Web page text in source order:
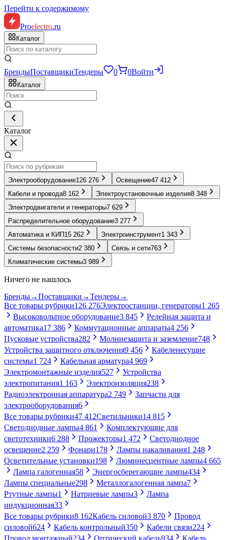
Перейти к содержимому
Proelectro.ru
Каталог
БрендыПоставщикиТендеры 0 0Войти
Каталог
Каталог
Электрооборудование126 276 Освещение47 412
Кабели и провода8 162 Электроустановочные изделия8 348
Электродвигатели и генераторы7 629
Распределительное оборудование3 277
Автоматика и КИП 15 262 Электроинструмент1 343
Системы безопасности2 380 Связь и сети763
Климатические системы3 989
Ничего не нашлось
Бренды→Поставщики →Тендеры→
Все товары рубрики126 276Электростанции, генераторы1 265
Высоковольтное оборудование3 845
Релейная защита и
автоматика17 386 Коммутационные аппараты4 256
Пусковые устройства282 Молниезащита и заземление748
Устройства защитного отключения9 456
Кабеленесущие
системы1 724 Кабельная арматура4 969
Электромонтажные изделия527
Устройства
электропитания1 163 Электроизоляция238
Радиоэлектронная аппаратура2 749
Запчасти для
электрооборудования6
Все товары рубрики47 412Светильники14 815
Светодиодные лампы4 861
Комплектующие для
светотехники6 288 Прожекторы1 472
Светодиодное
освещение2 259 Фонари178 Лампы накаливания1 248
Осветительные установки198 Люминесцентные лампы4 665
Лампа галогенная58 Энергосберегающие лампы434
Лампы специальные298 Металлогалогенная лампа7
Ртутные лампы1 Натриевые лампы3
Лампа
индукционная33
Все товары рубрики8 162Кабель силовой3 870
Провод
силовой624 Кабель контрольный350 Кабели связи224
Провод монтажный234 Оптический кабель934
Кабель